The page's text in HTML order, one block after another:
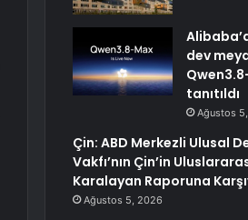
dev
tanıtıldı
Ağustos
Çin: ABD Merkezli Ulusal
Vakfı’nın Çin’in
Karalayan Raporuna
Ağustos 5, 2026